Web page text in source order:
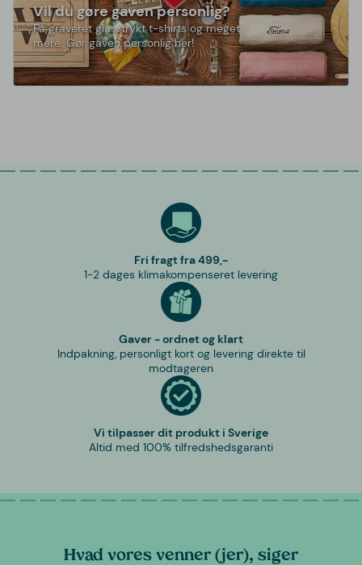
Vil du gøre gaven personlig?
Få graveret glas, trykt t-shirts og meget
mere. Gør gaven personlig her!
Fri fragt fra 499,-
1-2 dages klimakompenseret levering
Gaver - ordnet og klart
Indpakning, personligt kort og levering direkte til
modtageren
Vi tilpasser dit produkt i Sverige
Altid med 100% tilfredshedsgaranti
Hvad vores venner (jer), siger